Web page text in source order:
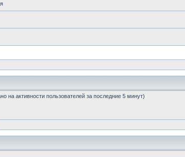
на активности пользователей за последние 5 минут)